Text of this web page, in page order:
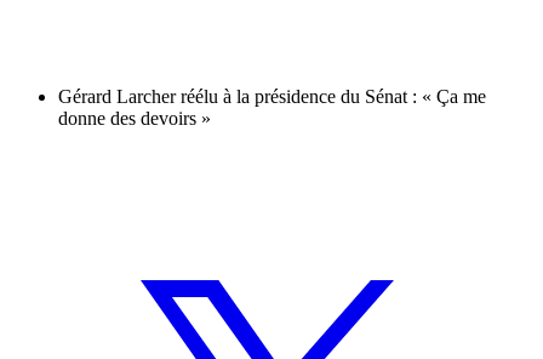
Gérard Larcher réélu à la présidence du Sénat : « Ça me
donne des devoirs »